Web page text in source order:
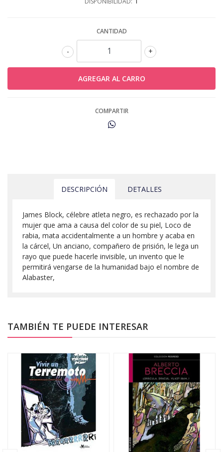
CANTIDAD
+
-
COMPARTIR
DESCRIPCIÓN DETALLES
James Block, célebre atleta negro, es rechazado por la
mujer que ama a causa del color de su piel, Loco de
rabia, mata accidentalmente a un hombre y acaba en
la cárcel, Un anciano, compañero de prisión, le lega un
rayo que puede hacerle invisible, un invento que le
permitirá vengarse de la humanidad bajo el nombre de
Alabaster,
TAMBIÉN TE PUEDE INTERESAR